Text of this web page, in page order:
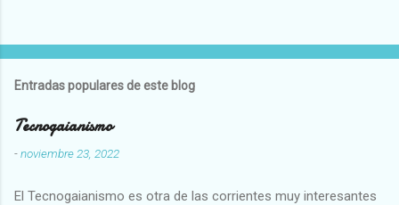
Entradas populares de este blog
Tecnogaianismo
-noviembre 23, 2022
El Tecnogaianismo es otra de las corrientes muy interesantes